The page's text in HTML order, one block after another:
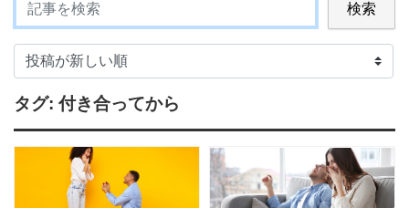
検索
タグ: 付き合ってから